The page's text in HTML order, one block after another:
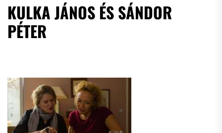
KULKA JÁNOS ÉS SÁNDOR
PÉTER